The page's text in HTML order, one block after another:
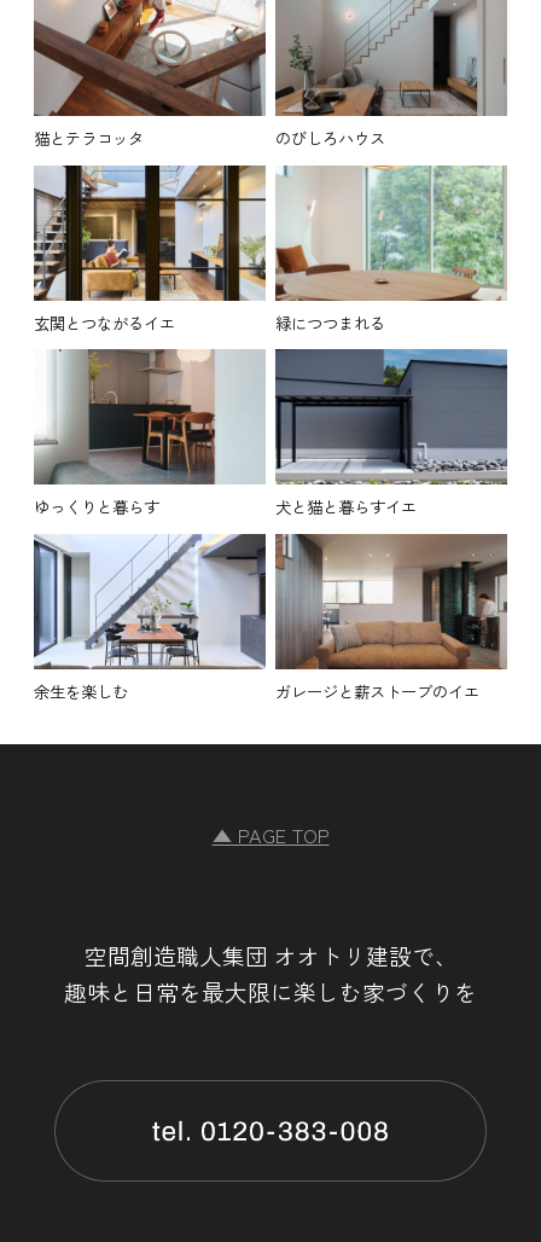
猫とテラコッタ のびしろハウス
玄関とつながるイエ 緑につつまれる
ゆっくりと暮らす 犬と猫と暮らすイエ
余生を楽しむ ガレージと薪ストーブのイエ
▲ PAGE TOP
空間創造職人集団 オオトリ建設で、
趣味と日常を最大限に楽しむ家づくりを